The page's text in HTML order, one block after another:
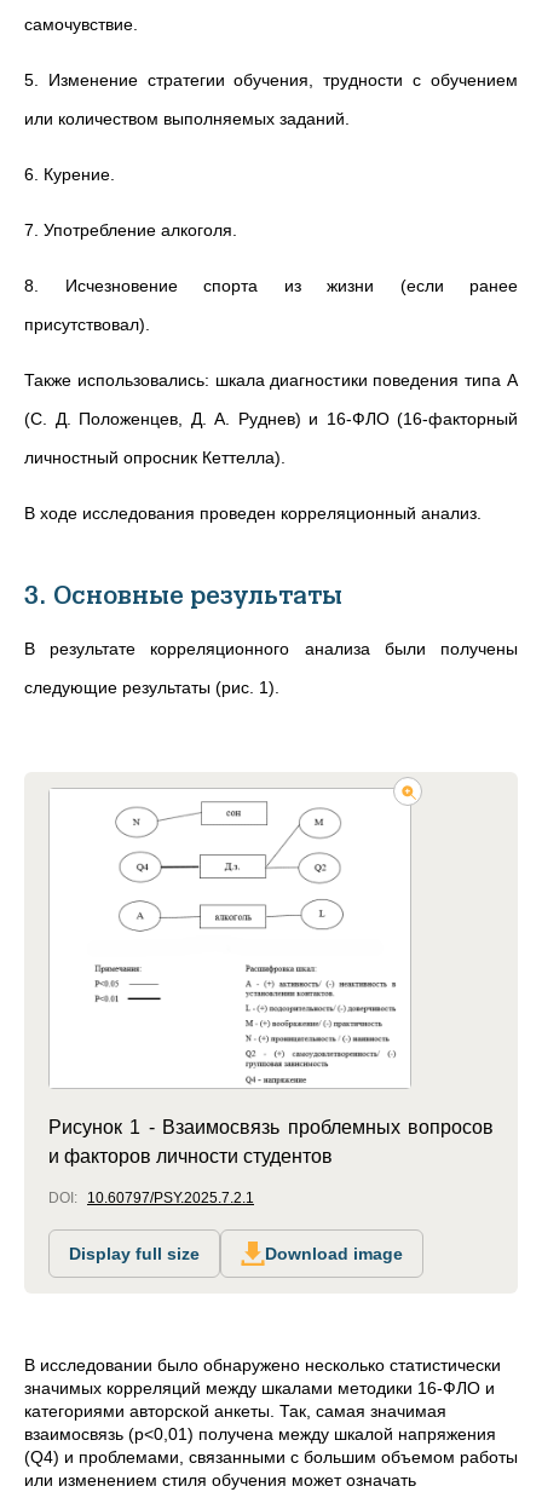
самочувствие.
5. Изменение стратегии обучения, трудности с обучением
или количеством выполняемых заданий.
6. Курение.
7. Употребление алкоголя.
8. Исчезновение спорта из жизни (если ранее
присутствовал).
Также использовались: шкала диагностики поведения типа А
(С. Д. Положенцев, Д. А. Руднев) и 16-ФЛО (16-факторный
личностный опросник Кеттелла).
В ходе исследования проведен корреляционный анализ.
3. Основные результаты
В результате корреляционного анализа были получены
следующие результаты (рис. 1).
Рисунок 1 - Взаимосвязь проблемных вопросов
и факторов личности студентов
DOI: 10.60797/PSY.2025.7.2.1
Display full size Download image
В исследовании было обнаружено несколько статистически
значимых корреляций между шкалами методики 16-ФЛО и
категориями авторской анкеты. Так, самая значимая
взаимосвязь (p<0,01) получена между шкалой напряжения
(Q4) и проблемами, связанными с большим объемом работы
или изменением стиля обучения может означать